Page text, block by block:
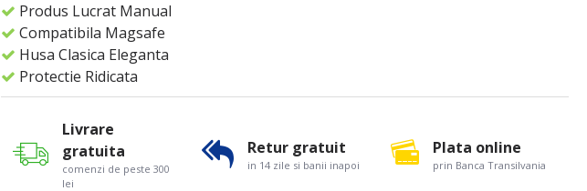
Produs Lucrat Manual
Compatibila Magsafe
Husa Clasica Eleganta
Protectie Ridicata
Livrare
gratuita
comenzi de peste 300
lei
Retur gratuit
in 14 zile si banii inapoi
Plata online
prin Banca Transilvania